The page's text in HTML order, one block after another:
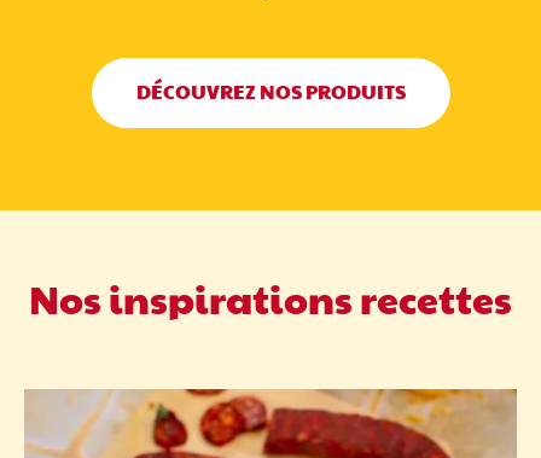
DÉCOUVREZ NOS PRODUITS
Nos inspirations recettes